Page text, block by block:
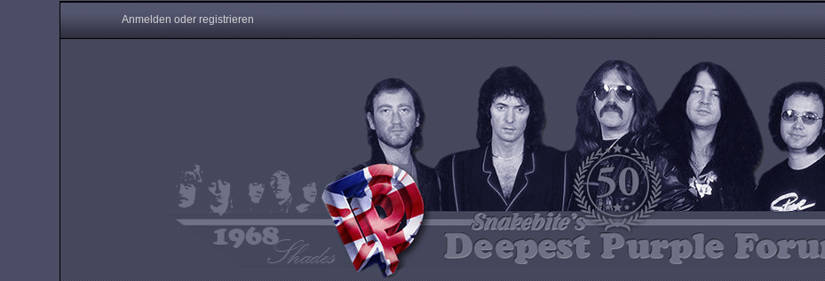
Anmelden oder registrieren